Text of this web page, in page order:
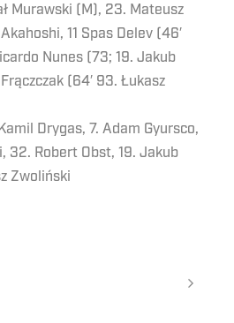
Murawski (M), 23. Mateusz
11 Spas Delev (46′
Nunes (73; 19. Jakub
(64′ 93. Łukasz
Drygas, 7. Adam Gyursco,
32. Robert Obst, 19. Jakub
Zwoliński